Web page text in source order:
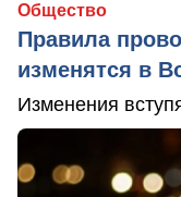
Общество
Правила
изменятся в
Изменения